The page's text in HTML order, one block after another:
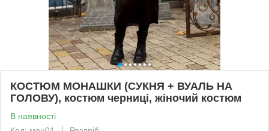
КОСТЮМ МОНАШКИ (СУКНЯ + ВУАЛЬ НА
ГОЛОВУ), костюм черниці, жіночий костюм
В наявності